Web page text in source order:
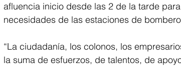
afluencia inicio desde las 2 de la tarde
necesidades de las estaciones de
“La ciudadanía, los colonos, los
la suma de esfuerzos, de talentos, de